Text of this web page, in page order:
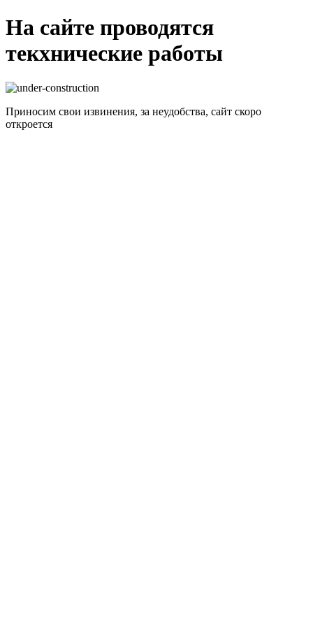
На сайте проводятся
текхнические работы
Приносим свои извинения, за неудобства, сайт скоро
откроется